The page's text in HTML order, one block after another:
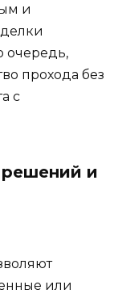
и
очередь,
прохода без
с
и
или